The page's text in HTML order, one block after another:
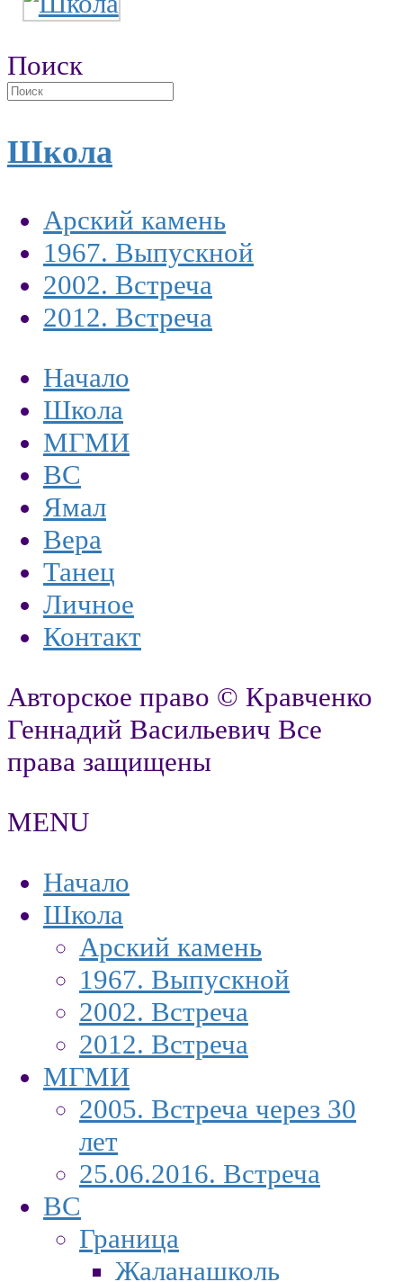
Поиск
Школа
Арский камень
1967. Выпускной
2002. Встреча
2012. Встреча
Начало
Школа
МГМИ
ВС
Ямал
Вера
Танец
Личное
Контакт
Авторское право © Кравченко
Геннадий Васильевич Все
права защищены
MENU
Начало
Школа
Арский камень
1967. Выпускной
2002. Встреча
2012. Встреча
МГМИ
2005. Встреча через 30
лет
25.06.2016. Встреча
ВС
Граница
Жаланашколь